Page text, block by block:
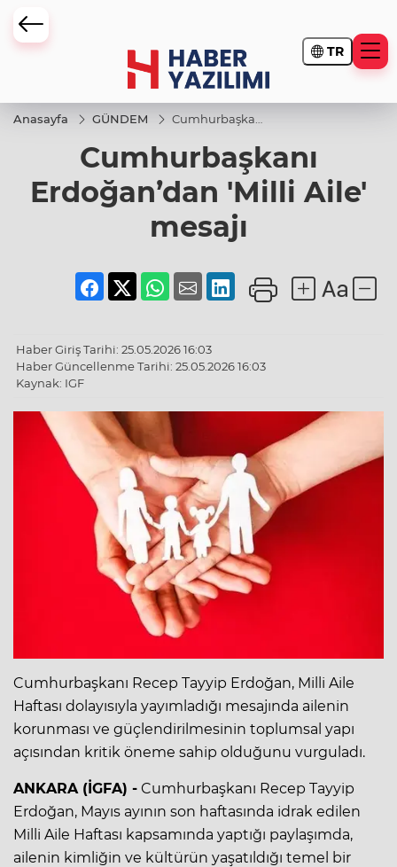
TR
Anasayfa GÜNDEM
Cumhurbaşkanı
'Milli Aile'
mesajı
Cumhurbaşkanı
Erdoğan’dan 'Milli Aile'
mesajı
Haber Giriş Tarihi: 25.05.2026 16:03
Haber Güncellenme Tarihi: 25.05.2026 16:03
Kaynak: IGF
Cumhurbaşkanı Recep Tayyip Erdoğan, Milli Aile
Haftası dolayısıyla yayımladığı mesajında ailenin
korunması ve güçlendirilmesinin toplumsal yapı
açısından kritik öneme sahip olduğunu vurguladı.
ANKARA (İGFA) - Cumhurbaşkanı Recep Tayyip
Erdoğan, Mayıs ayının son haftasında idrak edilen
Milli Aile Haftası kapsamında yaptığı paylaşımda,
ailenin kimliğin ve kültürün yaşatıldığı temel bir